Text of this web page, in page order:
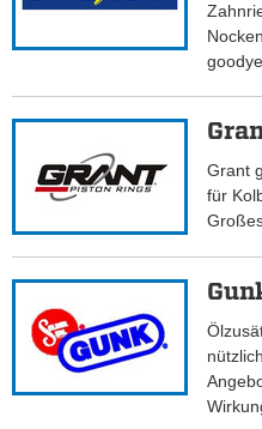
Grant
für